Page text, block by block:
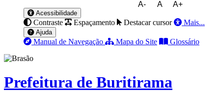
A- A A+
Acessibilidade
Contraste Espaçamento Destacar cursor Mais...
Ajuda
Manual de Navegação Mapa do Site Glossário
Prefeitura de Buritirama